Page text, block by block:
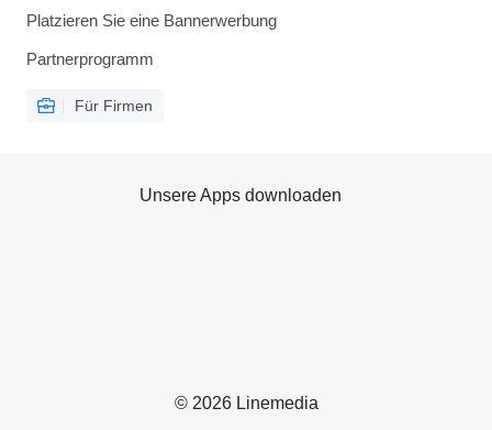
Platzieren Sie eine Bannerwerbung
Partnerprogramm
Für Firmen
© 2026 Linemedia
Unsere Apps downloaden